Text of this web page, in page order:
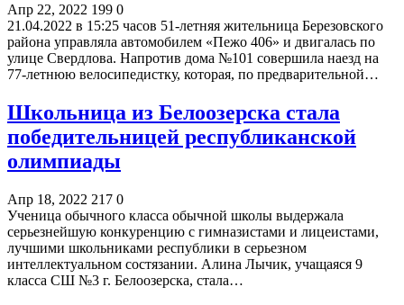
Апр 22, 2022 199 0
21.04.2022 в 15:25 часов 51-летняя жительница Березовского
района управляла автомобилем «Пежо 406» и двигалась по
улице Свердлова. Напротив дома №101 совершила наезд на
77-летнюю велосипедистку, которая, по предварительной…
Школьница из Белоозерска стала
победительницей республиканской
олимпиады
Апр 18, 2022 217 0
Ученица обычного класса обычной школы выдержала
серьезнейшую конкуренцию с гимназистами и лицеистами,
лучшими школьниками республики в серьезном
интеллектуальном состязании. Алина Лычик, учащаяся 9
класса СШ №3 г. Белоозерска, стала…